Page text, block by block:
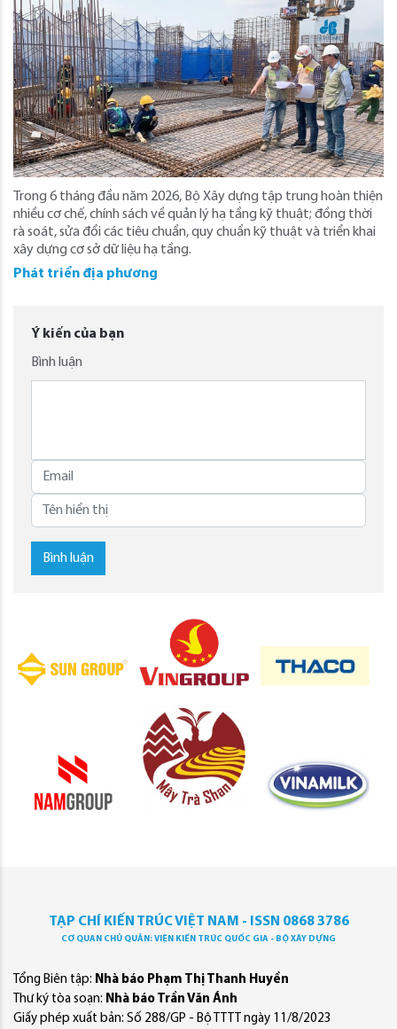
Trong 6 tháng đầu năm 2026, Bộ Xây dựng tập trung hoàn thiện
nhiều cơ chế, chính sách về quản lý hạ tầng kỹ thuật; đồng thời
rà soát, sửa đổi các tiêu chuẩn, quy chuẩn kỹ thuật và triển khai
xây dựng cơ sở dữ liệu hạ tầng.
Phát triển địa phương
Ý kiến của bạn
Bình luận
Bình luận
TẠP CHÍ KIẾN TRÚC VIỆT NAM - ISSN 0868 3786
CƠ QUAN CHỦ QUẢN: VIỆN KIẾN TRÚC QUỐC GIA - BỘ XÂY DỰNG
Tổng Biên tập: Nhà báo Phạm Thị Thanh Huyền
Thư ký tòa soạn: Nhà báo Trần Văn Ánh
Giấy phép xuất bản: Số 288/GP - Bộ TTTT ngày 11/8/2023